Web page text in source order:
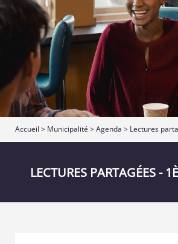
Accueil > Municipalité >Agenda > Lectures
LECTURES PARTAGÉES -